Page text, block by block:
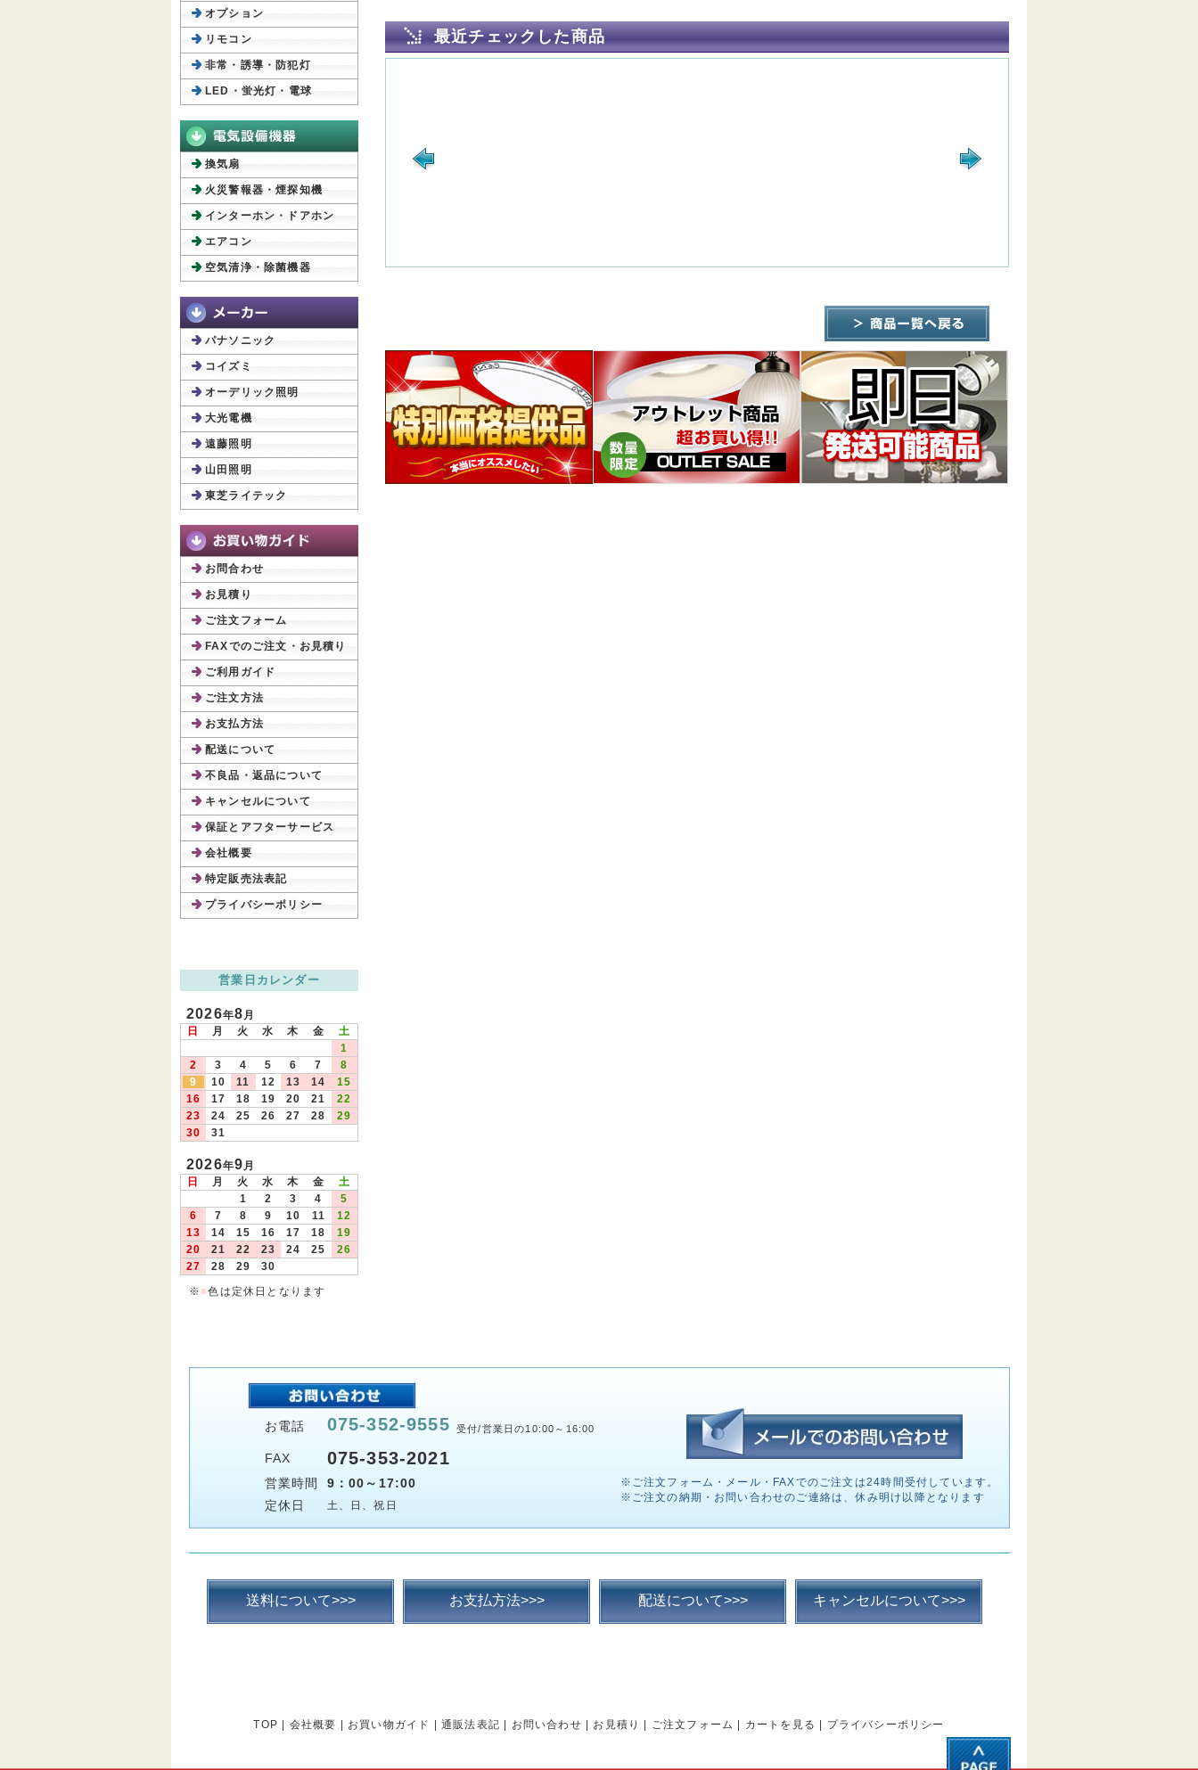
最近チェックした商品
オプション
リモコン
非常・誘導・防犯灯
LED・蛍光灯・電球
換気扇
火災警報器・煙探知機
インターホン・ドアホン
エアコン
空気清浄・除菌機器
パナソニック
コイズミ
オーデリック照明
大光電機
遠藤照明
山田照明
東芝ライテック
お問合わせ
お見積り
ご注文フォーム
FAXでのご注文・お見積り
ご利用ガイド
ご注文方法
お支払方法
配送について
不良品・返品について
キャンセルについて
保証とアフターサービス
会社概要
特定販売法表記
プライバシーポリシー
営業日カレンダー
2026年8月
日
月 火 水 木 金
土
1
2
3 4 5 6 7
8
9
10 11 12 13 14
15
16
17 18 19 20 21
22
23
24 25 26 27 28
29
30
31
2026年9月
日
月 火 水 木 金
土
1
2 3 4
5
6
7 8 9 10 11
12
13
14 15 16 17 18
19
20
21 22 23 24 25
26
27
28 29
30
※ ■色は定休日となります
お電話 075-352-9555 受付/営業日の10:00～16:00
FAX 075-353-2021
営業時間
9：00～17:00
定休日
土、日、祝日
※ご注文フォーム・メール・FAXでのご注文は24時間受付しています。
※ご注文の納期・お問い合わせのご連絡は、休み明け以降となります
送料について>>> お支払方法>>> 配送について>>> キャンセルについて>>>
TOP 会社概要 お買い物ガイド 通販法表記 お問い合わせ お見積り ご注文フォーム カートを見る プライバシーポリシー